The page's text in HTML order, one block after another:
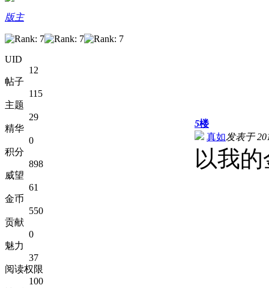
版主
UID
12
帖子
115
主题
29
精华
0
积分
898
威望
61
金币
550
贡献
0
魅力
37
阅读权限
100
5楼
真如发表于
以我